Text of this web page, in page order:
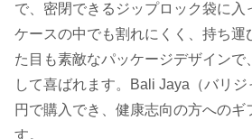
で、密閉できるジップロック袋に入
ケースの中でも割れにくく、持ち運
た目も素敵なパッケージデザインで
して喜ばれます。Bali Jaya（バリ
円で購入でき、健康志向の方へのギ
す。